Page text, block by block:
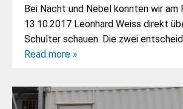
Bei Nacht und Nebel konnten wir am
13.10.2017 Leonhard Weiss direkt
Schulter schauen. Die zwei
Read more »